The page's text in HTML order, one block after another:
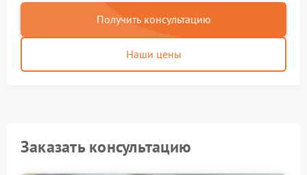
Получить консультацию
Наши цены
Заказать консультацию